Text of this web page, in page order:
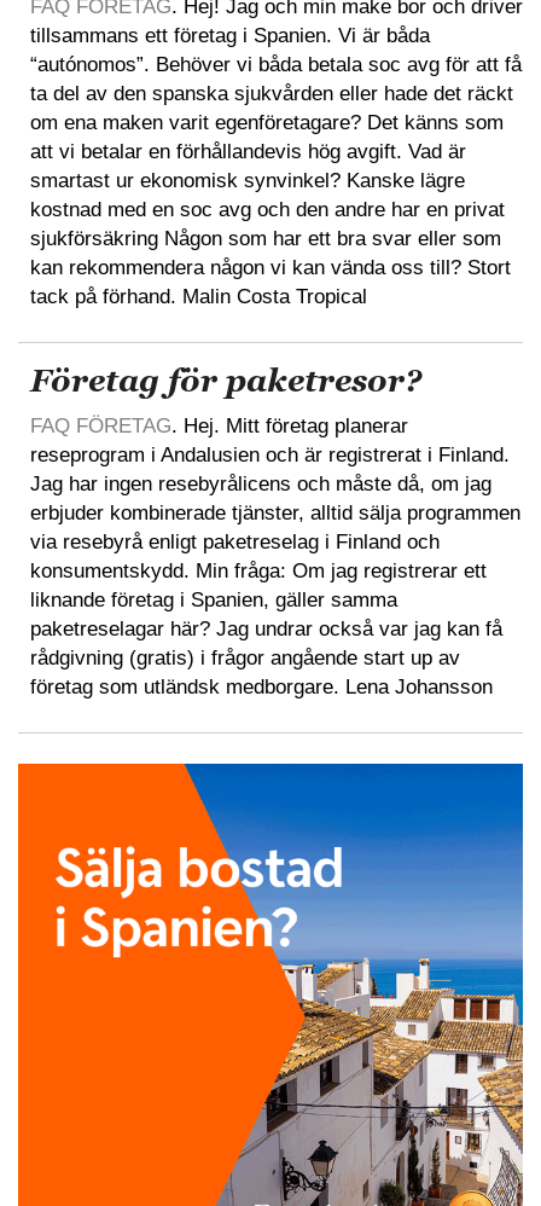
FAQ FÖRETAG. Hej! Jag och min make bor och driver
tillsammans ett företag i Spanien. Vi är båda
“autónomos”. Behöver vi båda betala soc avg för att få
ta del av den spanska sjukvården eller hade det räckt
om ena maken varit egenföretagare? Det känns som
att vi betalar en förhållandevis hög avgift. Vad är
smartast ur ekonomisk synvinkel? Kanske lägre
kostnad med en soc avg och den andre har en privat
sjukförsäkring Någon som har ett bra svar eller som
kan rekommendera någon vi kan vända oss till? Stort
tack på förhand. Malin Costa Tropical
Företag för paketresor?
FAQ FÖRETAG. Hej. Mitt företag planerar
reseprogram i Andalusien och är registrerat i Finland.
Jag har ingen resebyrålicens och måste då, om jag
erbjuder kombinerade tjänster, alltid sälja programmen
via resebyrå enligt paketreselag i Finland och
konsumentskydd. Min fråga: Om jag registrerar ett
liknande företag i Spanien, gäller samma
paketreselagar här? Jag undrar också var jag kan få
rådgivning (gratis) i frågor angående start up av
företag som utländsk medborgare. Lena Johansson